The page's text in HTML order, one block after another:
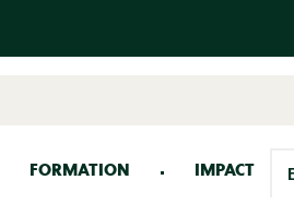
FORMATION IMPACT